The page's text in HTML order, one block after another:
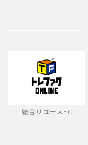
総合リユースEC